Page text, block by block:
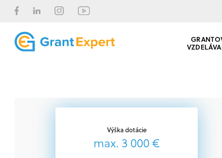
Výška dotácie
max. 3 000 €